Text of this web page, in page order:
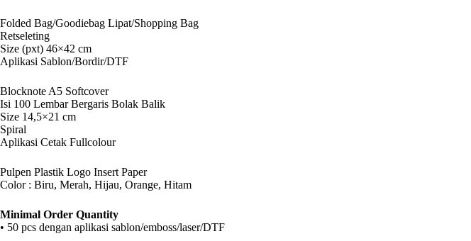
Folded Bag/Goodiebag Lipat/Shopping Bag
Retseleting
Size (pxt) 46×42 cm
Aplikasi Sablon/Bordir/DTF
Blocknote A5 Softcover
Isi 100 Lembar Bergaris Bolak Balik
Size 14,5×21 cm
Spiral
Aplikasi Cetak Fullcolour
Pulpen Plastik Logo Insert Paper
Color : Biru, Merah, Hijau, Orange, Hitam
Minimal Order Quantity
• 50 pcs dengan aplikasi sablon/emboss/laser/DTF